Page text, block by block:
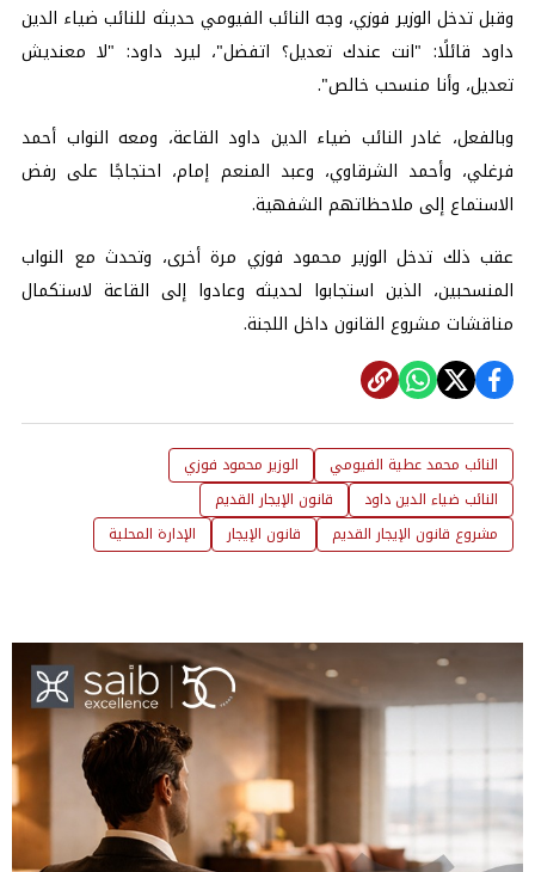
وقبل تدخل الوزير فوزي، وجه النائب الفيومي حديثه للنائب ضياء الدين
داود قائلًا: "انت عندك تعديل؟ اتفضل"، ليرد داود: "لا معنديش
تعديل، وأنا منسحب خالص".
وبالفعل، غادر النائب ضياء الدين داود القاعة، ومعه النواب أحمد
فرغلي، وأحمد الشرقاوي، وعبد المنعم إمام، احتجاجًا على رفض
الاستماع إلى ملاحظاتهم الشفهية.
عقب ذلك تدخل الوزير محمود فوزي مرة أخرى، وتحدث مع النواب
المنسحبين، الذين استجابوا لحديثه وعادوا إلى القاعة لاستكمال
مناقشات مشروع القانون داخل اللجنة.
النائب محمد عطية الفيومي
الوزير محمود فوزي
النائب ضياء الدين داود
قانون الإيجار القديم
مشروع قانون الإيجار القديم
قانون الإيجار الإدارة المحلية